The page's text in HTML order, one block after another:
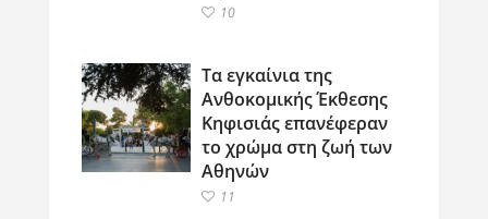
10
Τα εγκαίνια της
Ανθοκομικής Έκθεσης
Κηφισιάς επανέφεραν
το χρώμα στη ζωή των
Αθηνών
11